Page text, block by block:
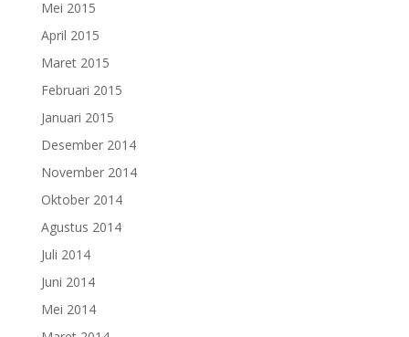
Mei 2015
April 2015
Maret 2015
Februari 2015
Januari 2015
Desember 2014
November 2014
Oktober 2014
Agustus 2014
Juli 2014
Juni 2014
Mei 2014